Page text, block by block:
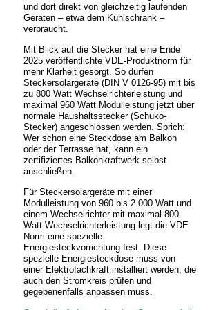
und dort direkt von gleichzeitig laufenden
Geräten – etwa dem Kühlschrank –
verbraucht.
Mit Blick auf die Stecker hat eine Ende
2025 veröffentlichte VDE-Produktnorm für
mehr Klarheit gesorgt. So dürfen
Steckersolargeräte (DIN V 0126-95) mit bis
zu 800 Watt Wechselrichterleistung und
maximal 960 Watt Modulleistung jetzt über
normale Haushaltsstecker (Schuko-
Stecker) angeschlossen werden. Sprich:
Wer schon eine Steckdose am Balkon
oder der Terrasse hat, kann ein
zertifiziertes Balkonkraftwerk selbst
anschließen.
Für Steckersolargeräte mit einer
Modulleistung von 960 bis 2.000 Watt und
einem Wechselrichter mit maximal 800
Watt Wechselrichterleistung legt die VDE-
Norm eine spezielle
Energiesteckvorrichtung fest. Diese
spezielle Energiesteckdose muss von
einer Elektrofachkraft installiert werden, die
auch den Stromkreis prüfen und
gegebenenfalls anpassen muss.